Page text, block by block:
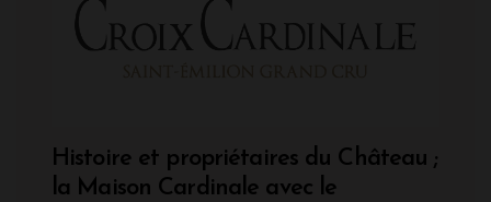
Histoire et propriétaires du Château ;
la Maison Cardinale avec le